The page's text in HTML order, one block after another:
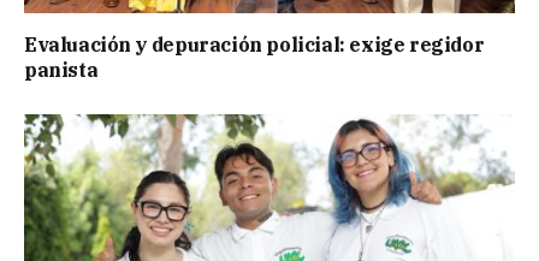
Evaluación y depuración policial: exige regidor
panista